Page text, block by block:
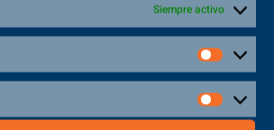
Siempre activo